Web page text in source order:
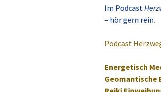
Im Podcast
– hör gern rein.
Podcast
Energetisch
Geomantische